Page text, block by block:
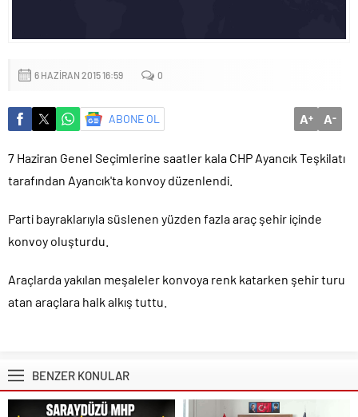
6 HAZIRAN 2015 16:59 0
ABONE OL A+ A-
7 Haziran Genel Seçimlerine saatler kala CHP Ayancık Teşkilatı
tarafından Ayancık'ta konvoy düzenlendi.
Parti bayraklarıyla süslenen yüzden fazla araç şehir içinde
konvoy oluşturdu.
Araçlarda yakılan meşaleler konvoya renk katarken şehir turu
atan araçlara halk alkış tuttu.
BENZER KONULAR